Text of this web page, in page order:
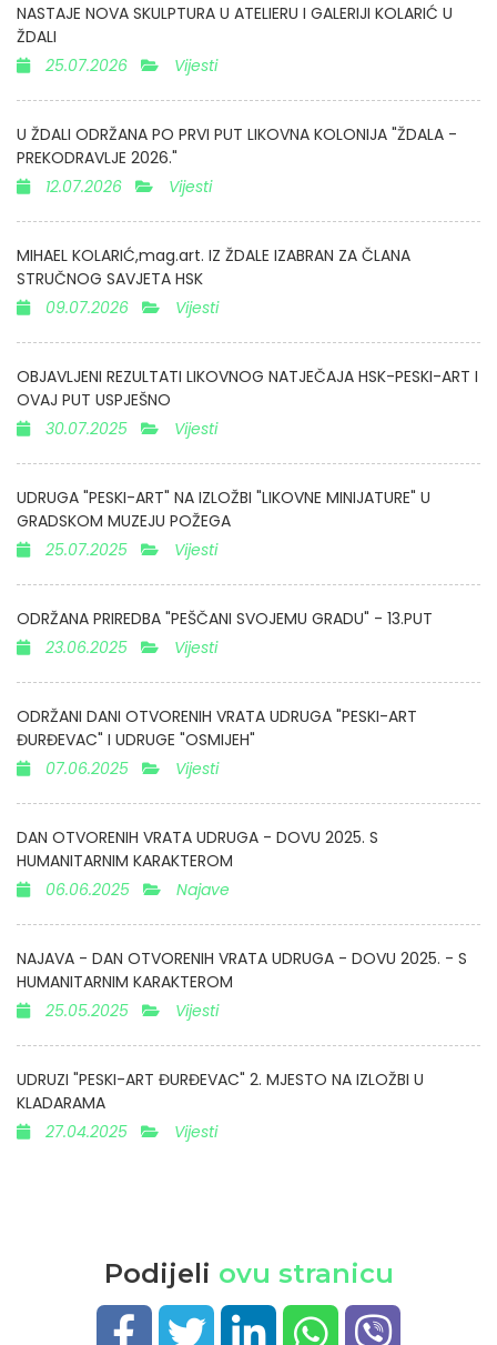
NASTAJE NOVA SKULPTURA U ATELIERU I GALERIJI KOLARIĆ U
ŽDALI
25.07.2026
Vijesti
U ŽDALI ODRŽANA PO PRVI PUT LIKOVNA KOLONIJA "ŽDALA -
PREKODRAVLJE 2026."
12.07.2026
Vijesti
MIHAEL KOLARIĆ,mag.art. IZ ŽDALE IZABRAN ZA ČLANA
STRUČNOG SAVJETA HSK
09.07.2026
Vijesti
OBJAVLJENI REZULTATI LIKOVNOG NATJEČAJA HSK-PESKI-ART I
OVAJ PUT USPJEŠNO
30.07.2025
Vijesti
UDRUGA "PESKI-ART" NA IZLOŽBI "LIKOVNE MINIJATURE" U
GRADSKOM MUZEJU POŽEGA
25.07.2025
Vijesti
ODRŽANA PRIREDBA "PEŠČANI SVOJEMU GRADU" - 13.PUT
23.06.2025
Vijesti
ODRŽANI DANI OTVORENIH VRATA UDRUGA "PESKI-ART
ĐURĐEVAC" I UDRUGE "OSMIJEH"
07.06.2025
Vijesti
DAN OTVORENIH VRATA UDRUGA - DOVU 2025. S
HUMANITARNIM KARAKTEROM
06.06.2025
Najave
NAJAVA - DAN OTVORENIH VRATA UDRUGA - DOVU 2025. - S
HUMANITARNIM KARAKTEROM
25.05.2025
Vijesti
UDRUZI "PESKI-ART ĐURĐEVAC" 2. MJESTO NA IZLOŽBI U
KLADARAMA
27.04.2025
Vijesti
Podijeli ovu stranicu